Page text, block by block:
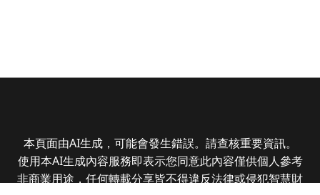
本頁面由AI生成，可能會發生錯誤。請查核重要資訊。
使用本AI生成內容服務即表示您同意此內容僅供個人參考
非商業用途，任何轉載分享皆不得違反法律或侵犯智慧財